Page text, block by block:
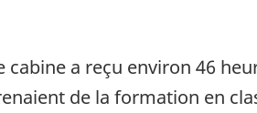
a reçu environ 46
de la formation en